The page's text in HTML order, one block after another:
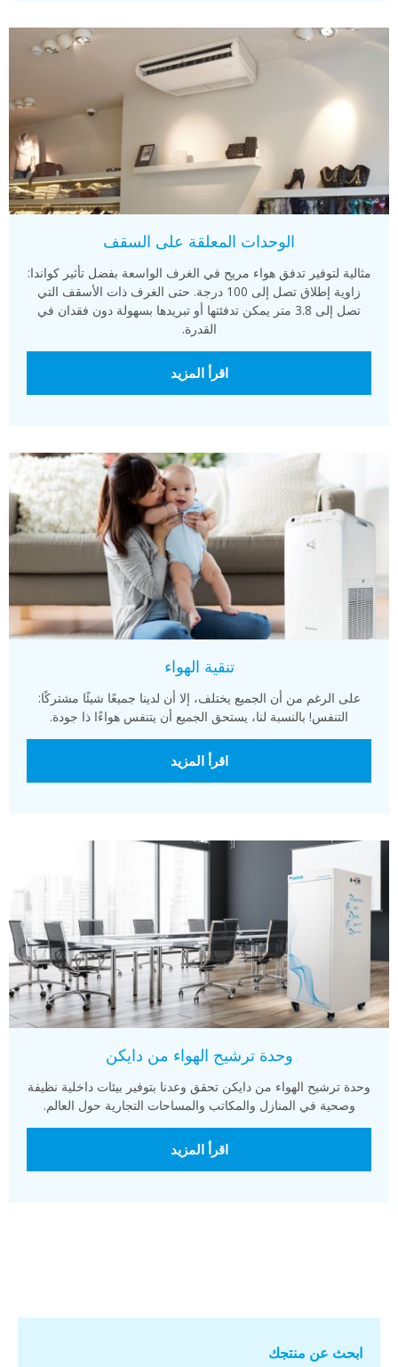
الوحدات المعلقة على السقف
مثالية لتوفير تدفق هواء مريح في الغرف الواسعة بفضل تأثير كواندا:
زاوية إطلاق تصل إلى 100 درجة. حتى الغرف ذات الأسقف التي
تصل إلى 3.8 متر يمكن تدفئتها أو تبريدها بسهولة دون فقدان في
القدرة.
اقرأ المزيد
تنقية الهواء
على الرغم من أن الجميع يختلف، إلا أن لدينا جميعًا شيئًا مشتركًا:
التنفس! بالنسبة لنا، يستحق الجميع أن يتنفس هواءًا ذا جودة.
اقرأ المزيد
وحدة ترشيح الهواء من دايكن
وحدة ترشيح الهواء من دايكن تحقق وعدنا بتوفير بيئات داخلية نظيفة
وصحية في المنازل والمكاتب والمساحات التجارية حول العالم.
اقرأ المزيد
ابحث عن منتجك